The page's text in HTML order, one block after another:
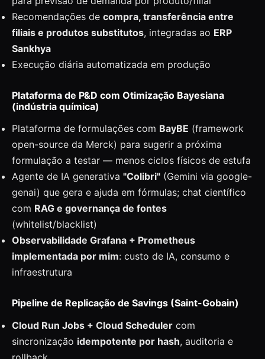
Recomendações de compra, transferência entre
filiais e produtos substitutos, integradas ao ERP
Sankhya
Execução diária automatizada em produção
Plataforma de P&D com Otimização Bayesiana
(indústria química)
Plataforma de formulações com BayBE (framework
open-source da Merck) para sugerir a próxima
formulação a testar — menos ciclos físicos de estufa
Agente de IA generativa "Colibri" (Gemini via google-
genai) que gera e ajuda em fórmulas; chat científico
com RAG e governança de fontes
(whitelist/blacklist)
Observabilidade Grafana + Prometheus
implementada por mim: custo de IA, consumo e
infraestrutura
Pipeline de Replicação de Savings (Saint-Gobain)
Cloud Run Jobs + Cloud Scheduler com
sincronização idempotente por hash, auditoria e